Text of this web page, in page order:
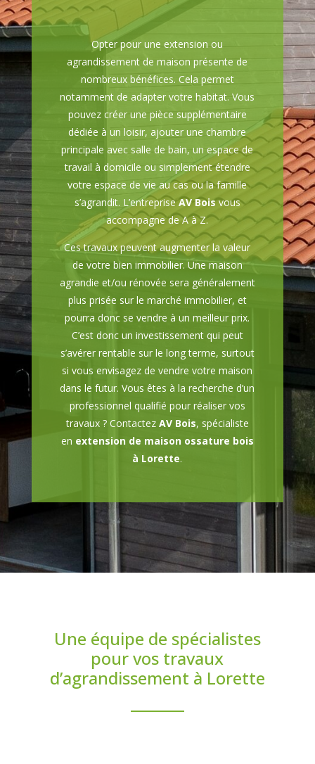
Opter pour une extension ou
agrandissement de maison présente de
nombreux bénéfices. Cela permet
notamment de adapter votre habitat. Vous
pouvez créer une pièce supplémentaire
dédiée à un loisir, ajouter une chambre
principale avec salle de bain, un espace de
travail à domicile ou simplement étendre
votre espace de vie au cas ou la famille
s’agrandit. L’entrepriseAV Boisvous
accompagne de A à Z.
Ces travaux peuvent augmenter la valeur
de votre bien immobilier. Une maison
agrandie et/ou rénovée sera généralement
plus prisée sur le marché immobilier, et
pourra donc se vendre à un meilleur prix.
C’est donc un investissement qui peut
s’avérer rentable sur le long terme, surtout
si vous envisagez de vendre votre maison
dans le futur. Vous êtes à la recherche d’un
professionnel qualifié pour réaliser vos
travaux ? Contactez AV Bois, spécialiste
en extension de maison ossature bois
à Lorette.
Une équipe de spécialistes
pour vos travaux
d’agrandissement à Lorette